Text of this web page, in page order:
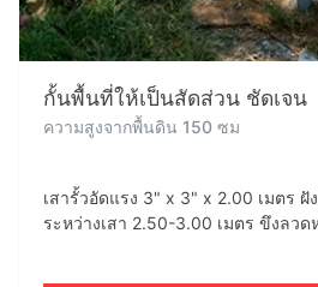
กั้นพื้นที่ให้เป็นสัดส่วน ชัดเจน
ความสูงจากพื้นดิน 150 ซม
เสารั้วอัดแรง 3" x 3" x 2.00 เมตร
ระหว่างเสา 2.50-3.00 เมตร ขึงลว